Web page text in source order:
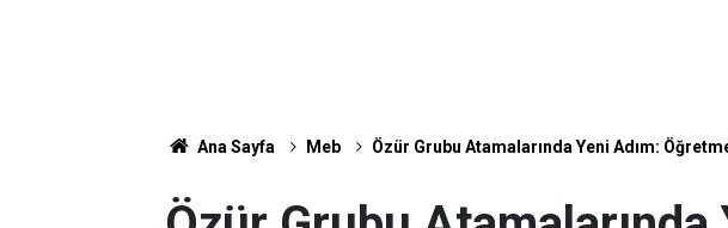
Ana Sayfa Meb Özür Grubu Atamalarında Yeni Adım: